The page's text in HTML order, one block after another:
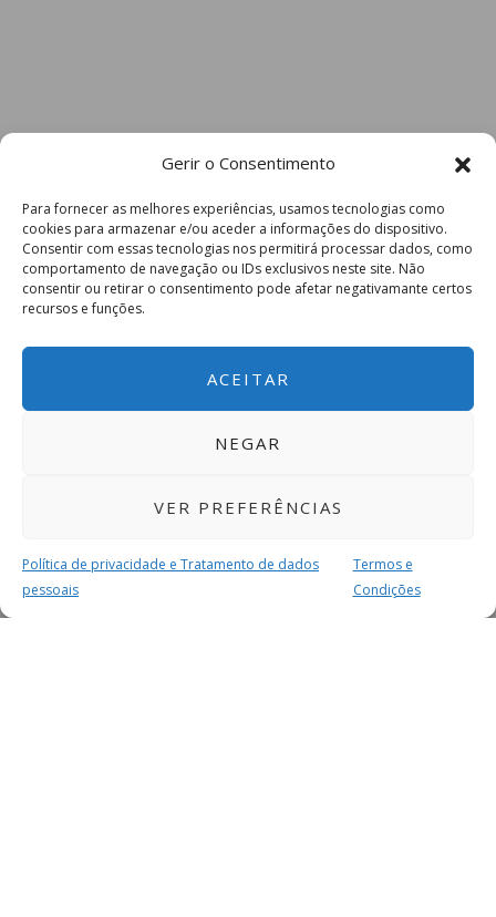
Gerir o Consentimento
Para fornecer as melhores experiências, usamos tecnologias como
cookies para armazenar e/ou aceder a informações do dispositivo.
Consentir com essas tecnologias nos permitirá processar dados, como
comportamento de navegação ou IDs exclusivos neste site. Não
consentir ou retirar o consentimento pode afetar negativamante certos
recursos e funções.
ACEITAR
NEGAR
VER PREFERÊNCIAS
Política de privacidade e Tratamento de dados
pessoais
Termos e
Condições